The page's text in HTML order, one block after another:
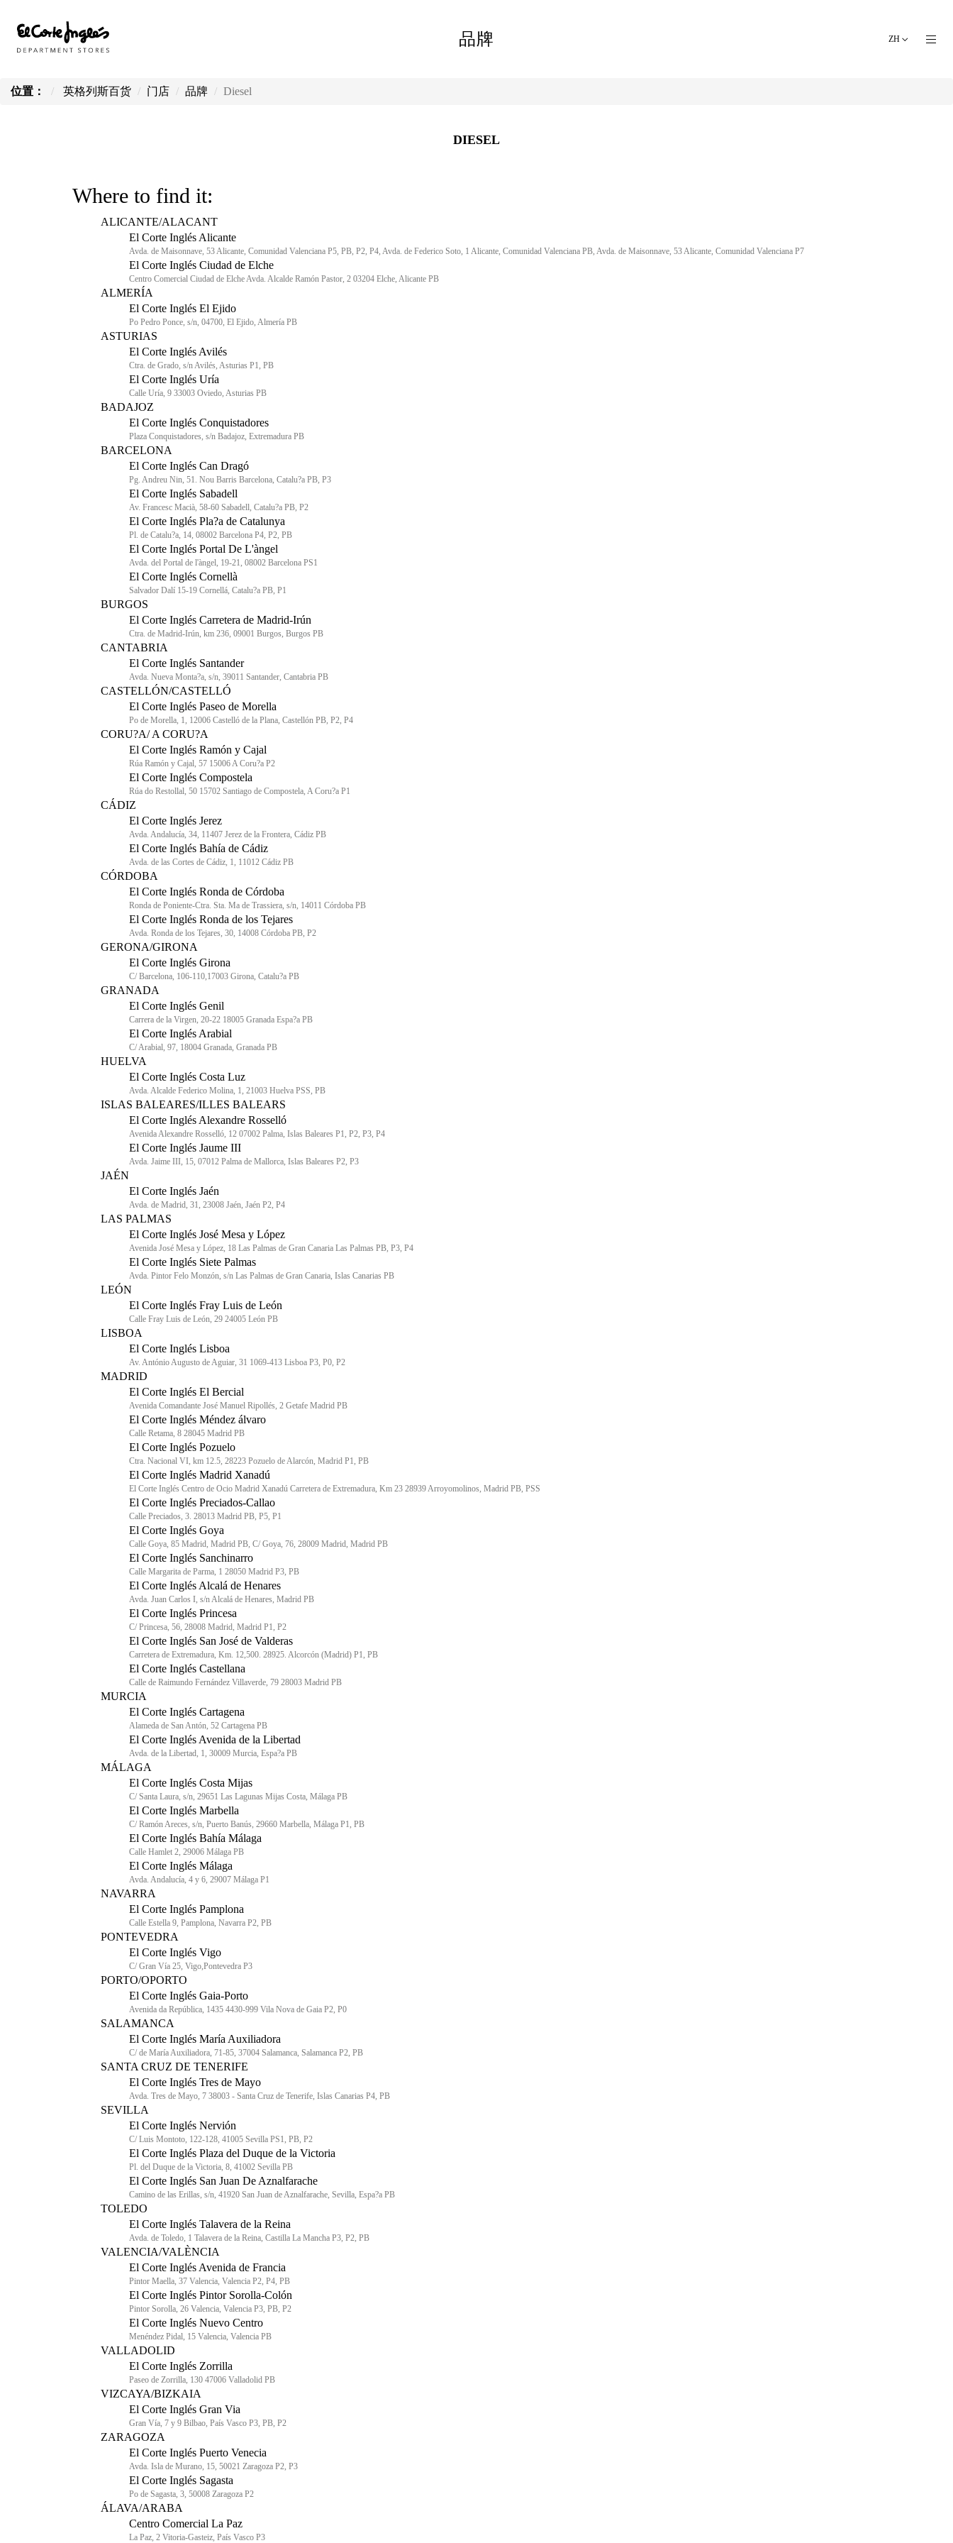
品牌 ZH
位置： 英格列斯百货 门店 品牌 Diesel
DIESEL
Where to find it:
ALICANTE/ALACANT
El Corte Inglés Alicante
Avda. de Maisonnave, 53 Alicante, Comunidad Valenciana P5, PB, P2, P4, Avda. de Federico Soto, 1 Alicante, Comunidad Valenciana PB, Avda. de Maisonnave, 53 Alicante, Comunidad Valenciana P7
El Corte Inglés Ciudad de Elche
Centro Comercial Ciudad de Elche Avda. Alcalde Ramón Pastor, 2 03204 Elche, Alicante PB
ALMERÍA
El Corte Inglés El Ejido
Po Pedro Ponce, s/n, 04700, El Ejido, Almería PB
ASTURIAS
El Corte Inglés Avilés
Ctra. de Grado, s/n Avilés, Asturias P1, PB
El Corte Inglés Uría
Calle Uría, 9 33003 Oviedo, Asturias PB
BADAJOZ
El Corte Inglés Conquistadores
Plaza Conquistadores, s/n Badajoz, Extremadura PB
BARCELONA
El Corte Inglés Can Dragó
Pg. Andreu Nin, 51. Nou Barris Barcelona, Catalu?a PB, P3
El Corte Inglés Sabadell
Av. Francesc Macià, 58-60 Sabadell, Catalu?a PB, P2
El Corte Inglés Pla?a de Catalunya
Pl. de Catalu?a, 14, 08002 Barcelona P4, P2, PB
El Corte Inglés Portal De L'àngel
Avda. del Portal de l'àngel, 19-21, 08002 Barcelona PS1
El Corte Inglés Cornellà
Salvador Dalí 15-19 Cornellá, Catalu?a PB, P1
BURGOS
El Corte Inglés Carretera de Madrid-Irún
Ctra. de Madrid-Irún, km 236, 09001 Burgos, Burgos PB
CANTABRIA
El Corte Inglés Santander
Avda. Nueva Monta?a, s/n, 39011 Santander, Cantabria PB
CASTELLÓN/CASTELLÓ
El Corte Inglés Paseo de Morella
Po de Morella, 1, 12006 Castelló de la Plana, Castellón PB, P2, P4
CORU?A/ A CORU?A
El Corte Inglés Ramón y Cajal
Rúa Ramón y Cajal, 57 15006 A Coru?a P2
El Corte Inglés Compostela
Rúa do Restollal, 50 15702 Santiago de Compostela, A Coru?a P1
CÁDIZ
El Corte Inglés Jerez
Avda. Andalucía, 34, 11407 Jerez de la Frontera, Cádiz PB
El Corte Inglés Bahía de Cádiz
Avda. de las Cortes de Cádiz, 1, 11012 Cádiz PB
CÓRDOBA
El Corte Inglés Ronda de Córdoba
Ronda de Poniente-Ctra. Sta. Ma de Trassiera, s/n, 14011 Córdoba PB
El Corte Inglés Ronda de los Tejares
Avda. Ronda de los Tejares, 30, 14008 Córdoba PB, P2
GERONA/GIRONA
El Corte Inglés Girona
C/ Barcelona, 106-110,17003 Girona, Catalu?a PB
GRANADA
El Corte Inglés Genil
Carrera de la Virgen, 20-22 18005 Granada Espa?a PB
El Corte Inglés Arabial
C/ Arabial, 97, 18004 Granada, Granada PB
HUELVA
El Corte Inglés Costa Luz
Avda. Alcalde Federico Molina, 1, 21003 Huelva PSS, PB
ISLAS BALEARES/ILLES BALEARS
El Corte Inglés Alexandre Rosselló
Avenida Alexandre Rosselló, 12 07002 Palma, Islas Baleares P1, P2, P3, P4
El Corte Inglés Jaume III
Avda. Jaime III, 15, 07012 Palma de Mallorca, Islas Baleares P2, P3
JAÉN
El Corte Inglés Jaén
Avda. de Madrid, 31, 23008 Jaén, Jaén P2, P4
LAS PALMAS
El Corte Inglés José Mesa y López
Avenida José Mesa y López, 18 Las Palmas de Gran Canaria Las Palmas PB, P3, P4
El Corte Inglés Siete Palmas
Avda. Pintor Felo Monzón, s/n Las Palmas de Gran Canaria, Islas Canarias PB
LEÓN
El Corte Inglés Fray Luis de León
Calle Fray Luis de León, 29 24005 León PB
LISBOA
El Corte Inglés Lisboa
Av. António Augusto de Aguiar, 31 1069-413 Lisboa P3, P0, P2
MADRID
El Corte Inglés El Bercial
Avenida Comandante José Manuel Ripollés, 2 Getafe Madrid PB
El Corte Inglés Méndez álvaro
Calle Retama, 8 28045 Madrid PB
El Corte Inglés Pozuelo
Ctra. Nacional VI, km 12.5, 28223 Pozuelo de Alarcón, Madrid P1, PB
El Corte Inglés Madrid Xanadú
El Corte Inglés Centro de Ocio Madrid Xanadú Carretera de Extremadura, Km 23 28939 Arroyomolinos, Madrid PB, PSS
El Corte Inglés Preciados-Callao
Calle Preciados, 3. 28013 Madrid PB, P5, P1
El Corte Inglés Goya
Calle Goya, 85 Madrid, Madrid PB, C/ Goya, 76, 28009 Madrid, Madrid PB
El Corte Inglés Sanchinarro
Calle Margarita de Parma, 1 28050 Madrid P3, PB
El Corte Inglés Alcalá de Henares
Avda. Juan Carlos I, s/n Alcalá de Henares, Madrid PB
El Corte Inglés Princesa
C/ Princesa, 56, 28008 Madrid, Madrid P1, P2
El Corte Inglés San José de Valderas
Carretera de Extremadura, Km. 12,500. 28925. Alcorcón (Madrid) P1, PB
El Corte Inglés Castellana
Calle de Raimundo Fernández Villaverde, 79 28003 Madrid PB
MURCIA
El Corte Inglés Cartagena
Alameda de San Antón, 52 Cartagena PB
El Corte Inglés Avenida de la Libertad
Avda. de la Libertad, 1, 30009 Murcia, Espa?a PB
MÁLAGA
El Corte Inglés Costa Mijas
C/ Santa Laura, s/n, 29651 Las Lagunas Mijas Costa, Málaga PB
El Corte Inglés Marbella
C/ Ramón Areces, s/n, Puerto Banús, 29660 Marbella, Málaga P1, PB
El Corte Inglés Bahía Málaga
Calle Hamlet 2, 29006 Málaga PB
El Corte Inglés Málaga
Avda. Andalucía, 4 y 6, 29007 Málaga P1
NAVARRA
El Corte Inglés Pamplona
Calle Estella 9, Pamplona, Navarra P2, PB
PONTEVEDRA
El Corte Inglés Vigo
C/ Gran Vía 25, Vigo,Pontevedra P3
PORTO/OPORTO
El Corte Inglés Gaia-Porto
Avenida da República, 1435 4430-999 Vila Nova de Gaia P2, P0
SALAMANCA
El Corte Inglés María Auxiliadora
C/ de María Auxiliadora, 71-85, 37004 Salamanca, Salamanca P2, PB
SANTA CRUZ DE TENERIFE
El Corte Inglés Tres de Mayo
Avda. Tres de Mayo, 7 38003 - Santa Cruz de Tenerife, Islas Canarias P4, PB
SEVILLA
El Corte Inglés Nervión
C/ Luis Montoto, 122-128, 41005 Sevilla PS1, PB, P2
El Corte Inglés Plaza del Duque de la Victoria
Pl. del Duque de la Victoria, 8, 41002 Sevilla PB
El Corte Inglés San Juan De Aznalfarache
Camino de las Erillas, s/n, 41920 San Juan de Aznalfarache, Sevilla, Espa?a PB
TOLEDO
El Corte Inglés Talavera de la Reina
Avda. de Toledo, 1 Talavera de la Reina, Castilla La Mancha P3, P2, PB
VALENCIA/VALÈNCIA
El Corte Inglés Avenida de Francia
Pintor Maella, 37 Valencia, Valencia P2, P4, PB
El Corte Inglés Pintor Sorolla-Colón
Pintor Sorolla, 26 Valencia, Valencia P3, PB, P2
El Corte Inglés Nuevo Centro
Menéndez Pidal, 15 Valencia, Valencia PB
VALLADOLID
El Corte Inglés Zorrilla
Paseo de Zorrilla, 130 47006 Valladolid PB
VIZCAYA/BIZKAIA
El Corte Inglés Gran Via
Gran Vía, 7 y 9 Bilbao, País Vasco P3, PB, P2
ZARAGOZA
El Corte Inglés Puerto Venecia
Avda. Isla de Murano, 15, 50021 Zaragoza P2, P3
El Corte Inglés Sagasta
Po de Sagasta, 3, 50008 Zaragoza P2
ÁLAVA/ARABA
Centro Comercial La Paz
La Paz, 2 Vitoria-Gasteiz, País Vasco P3